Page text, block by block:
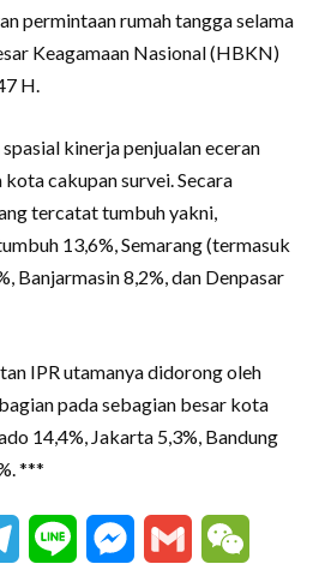
permintaan rumah tangga selama
Keagamaan Nasional (HBKN)
H.
kinerja penjualan eceran
cakupan survei. Secara
tercatat tumbuh yakni,
13,6%, Semarang (termasuk
Banjarmasin 8,2%, dan Denpasar
IPR utamanya didorong oleh
pada sebagian besar kota
14,4%, Jakarta 5,3%, Bandung
***
Telegram
Line Messenger
Gmail